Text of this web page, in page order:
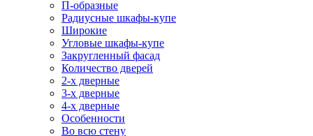
П-образные
Радиусные шкафы-купе
Широкие
Угловые шкафы-купе
Закругленный фасад
Количество дверей
2-х дверные
3-х дверные
4-х дверные
Особенности
Во всю стену